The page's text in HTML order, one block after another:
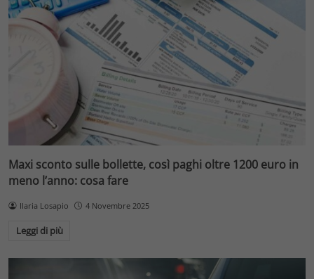
Maxi sconto sulle bollette, così paghi oltre 1200 euro in
meno l’anno: cosa fare
Ilaria Losapio 4 Novembre 2025
Leggi di più